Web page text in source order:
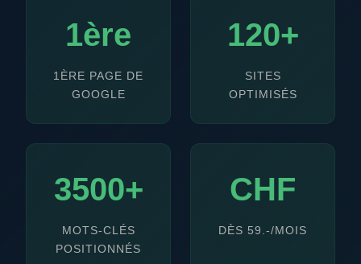
1ère
1ÈRE PAGE DE
GOOGLE
120+
SITES
OPTIMISÉS
3500+
MOTS-CLÉS
POSITIONNÉS
CHF
DÈS 59.-/MOIS